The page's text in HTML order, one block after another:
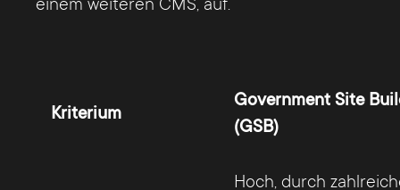
einem weiteren CMS, auf.
Kriterium
Government Site
(GSB)
Hoch, durch